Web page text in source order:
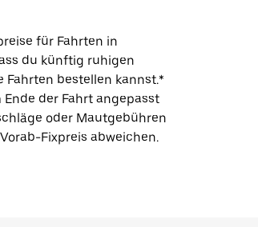
für Fahrten in
du künftig ruhigen
Fahrten bestellen kannst.*
Ende der Fahrt angepasst
oder Mautgebühren
Fixpreis abweichen.